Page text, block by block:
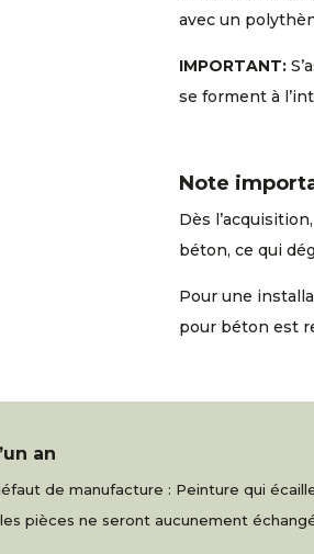
avec un
IMPORTANT:
se forment à
Note
Dès
béton, ce qui
Pour une
pour béton est
an
de manufacture : Peinture qui
pièces ne seront aucunement